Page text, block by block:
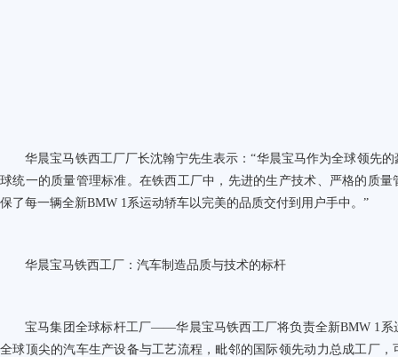
华晨宝马铁西工厂厂长沈翰宁先生表示：“华晨宝马作为全球领先
球统一的质量管理标准。在铁西工厂中，先进的生产技术、严格的质
保了每一辆全新BMW 1系运动轿车以完美的品质交付到用户手中。”
华晨宝马铁西工厂：汽车制造品质与技术的标杆
宝马集团全球标杆工厂——华晨宝马铁西工厂将负责全新BMW 1 系
全球顶尖的汽车生产设备与工艺流程，毗邻的国际领先动力总成工厂